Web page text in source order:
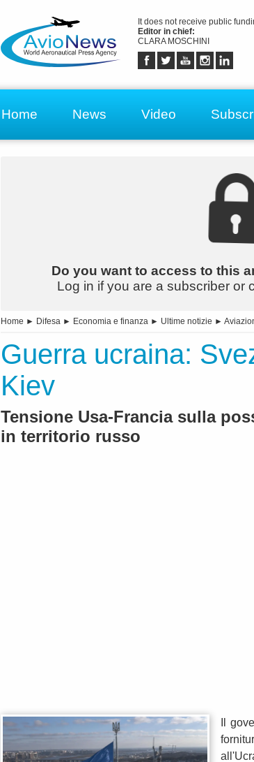
It does not receive public
Editor in chief:
CLARA MOSCHINI
Home News Video
Do you want to access to this
Log in if you are a subscriber or
Home ► Difesa ► Economia e finanza ► Ultime notizie ►
Guerra ucraina:
Kiev
Tensione Usa-Francia sulla
in territorio russo
Il